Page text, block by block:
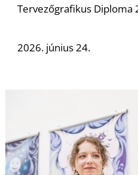
Tervezőgrafikus Diploma
2026. június 24.